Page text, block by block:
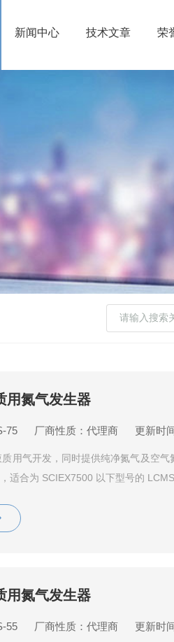
新闻中心 技术文章 荣
用氮气发生器
75 厂商性质：代理商 更新时
用气开发，同时提供纯净氮气及空
适合为 SCIEX7500 以下型号的 LCMS
用氮气发生器
55 厂商性质：代理商 更新时